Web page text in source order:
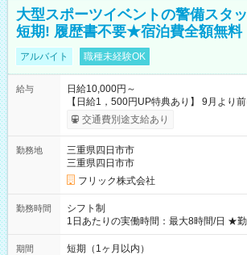
大型スポーツイベントの警備スタ
短期! 履歴書不要★宿泊費全額無料
アルバイト 職種未経験OK
給与
日給10,000円～
【日給1，500円UP特典あり】 9月より
ると 期間中(9/16~10/23) の日給がUP! 日
り稼げます♪ 【試用期間】試用期間なし
交通費別途支給あり
勤務地
三重県四日市市
三重県四日市市
フリック株式会社
勤務時間
シフト制
1日あたりの実働時間：最大8時間/日 ★
日~2026年10月23日 短期勤務OK! 期間
※週3~5日勤務(勤務日数応相談) ※期間前
期間 短期（1ヶ月以内）